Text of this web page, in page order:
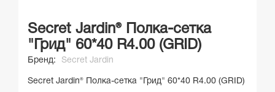
Secret Jardin® Полка-сетка
"Грид" 60*40 R4.00 (GRID)
Бренд: Secret Jardin
Secret Jardin® Полка-сетка "Грид" 60*40 R4.00 (GRID)